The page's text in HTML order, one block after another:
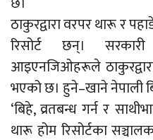
ठाकुरद्वारा वरपर थारू र
रिसोर्ट छन्।
आइएनजिओहरूले
भएको छ। हुने–खाने नेपाली
‘बिहे, व्रतबन्ध गर्न र
थारू होम रिसोर्टका